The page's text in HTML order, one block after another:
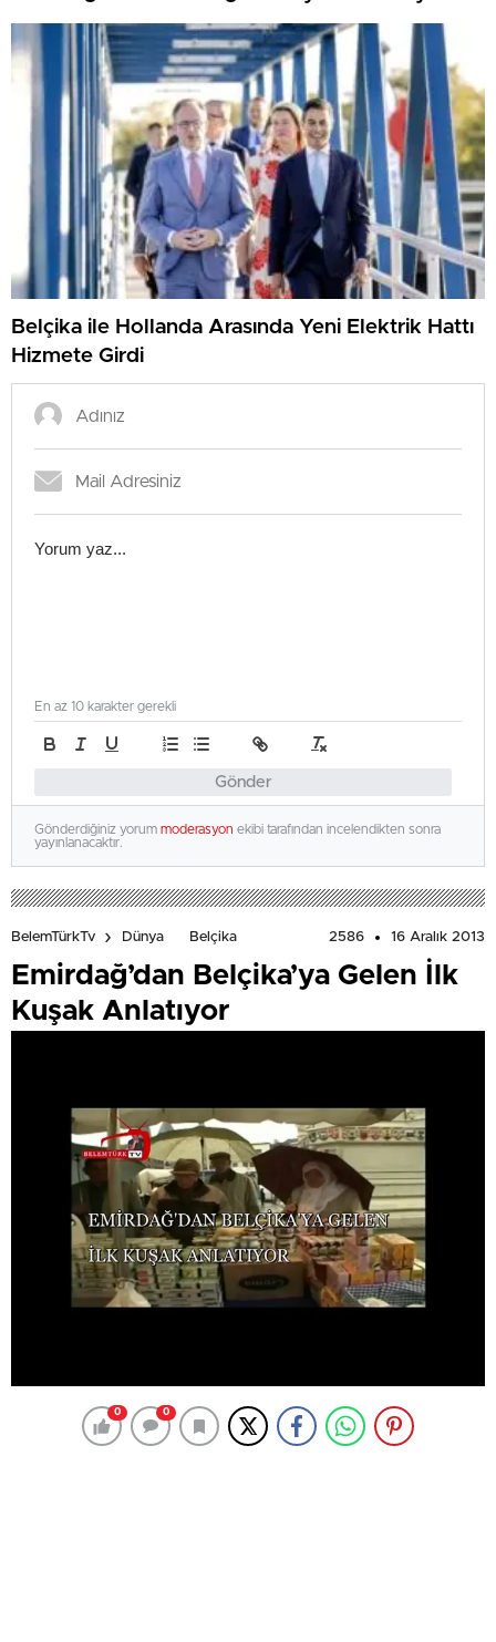
Belçika ile Hollanda Arasında Yeni Elektrik Hattı
Hizmete Girdi
Gönder
En az 10 karakter gerekli
Gönderdiğiniz yorum moderasyon ekibi tarafından incelendikten sonra
yayınlanacaktır.
BelemTürkTv Dünya Belçika 2586 16 Aralık 2013
Emirdağ’dan Belçika’ya Gelen İlk
Kuşak Anlatıyor
0 0